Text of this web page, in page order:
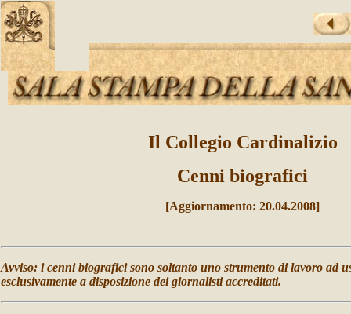
Il Collegio Cardinalizio
Cenni biografici
[Aggiornamento: 20.04.2008]
Avviso: i cenni biografici sono soltanto uno strumento di lavoro ad
esclusivamente a disposizione dei giornalisti accreditati.